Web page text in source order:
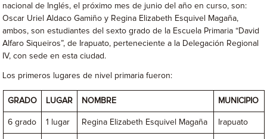
nacional de Inglés, el próximo mes de junio del año en curso, son:
Oscar Uriel Aldaco Gamiño y Regina Elizabeth Esquivel Magaña,
ambos, son estudiantes del sexto grado de la Escuela Primaria “David
Alfaro Siqueiros”, de Irapuato, perteneciente a la Delegación Regional
IV, con sede en esta ciudad.
Los primeros lugares de nivel primaria fueron:
GRADO LUGAR NOMBRE MUNICIPIO
6 grado 1 lugar Regina Elizabeth Esquivel Magaña Irapuato